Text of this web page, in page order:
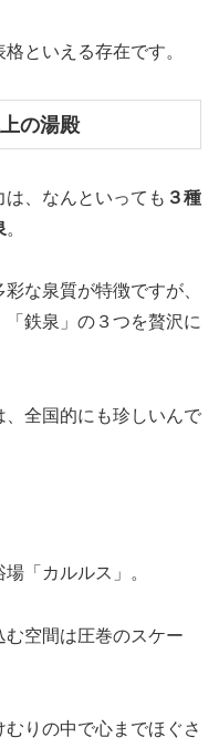
といえる存在です。
の湯殿
、なんといっても ３種
。
な泉質が特徴ですが、
鉄泉」の３つを贅沢に
全国的にも珍しいんで
「カルルス」。
空間は圧巻のスケー
りの中で心までほぐさ